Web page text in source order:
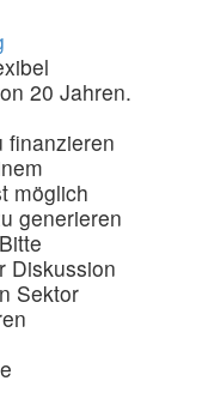
20 Jahren.
finanzieren
möglich
generieren
Diskussion
Sektor